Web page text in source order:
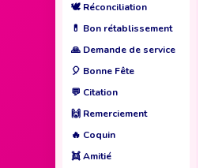
🕊️ Réconciliation
💊 Bon rétablissement
🙏 Demande de service
🎈 Bonne Fête
💬 Citation
🙌 Remerciement
🔥 Coquin
👯Amitié